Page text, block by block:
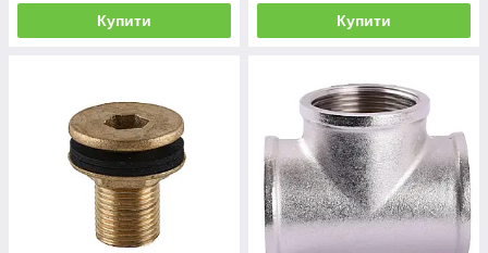
Купити Купити